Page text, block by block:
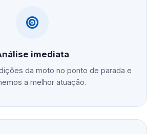
imediata
da moto no ponto de parada e
a melhor atuação.